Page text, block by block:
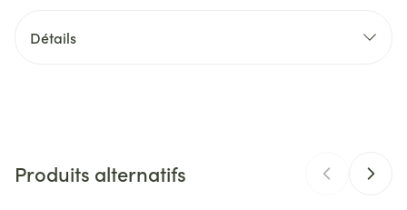
Détails
Marques Aquacel
Produits alternatifs